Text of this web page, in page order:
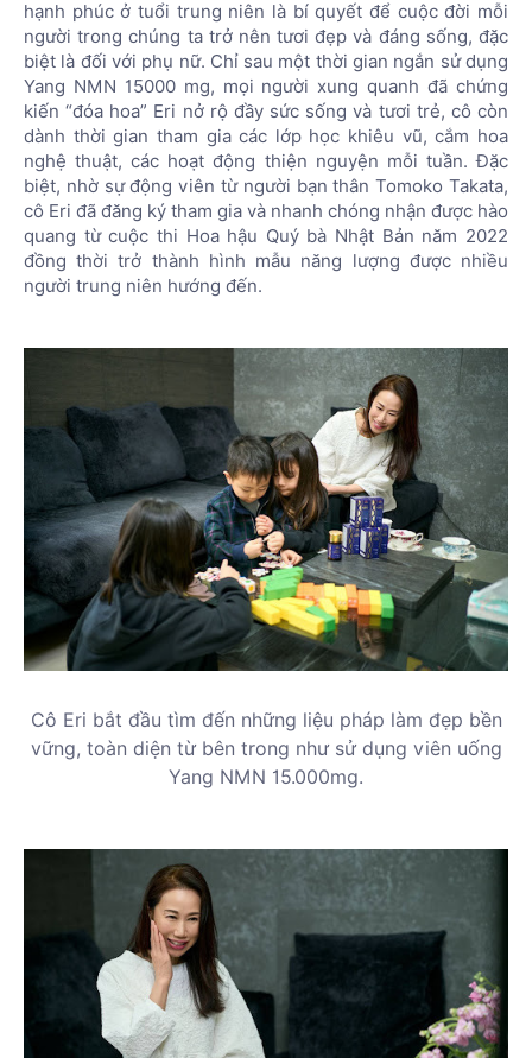
hạnh phúc ở tuổi trung niên là bí quyết để cuộc đời mỗi
người trong chúng ta trở nên tươi đẹp và đáng sống, đặc
biệt là đối với phụ nữ. Chỉ sau một thời gian ngắn sử dụng
Yang NMN 15000 mg, mọi người xung quanh đã chứng
kiến “đóa hoa” Eri nở rộ đầy sức sống và tươi trẻ, cô còn
dành thời gian tham gia các lớp học khiêu vũ, cắm hoa
nghệ thuật, các hoạt động thiện nguyện mỗi tuần. Đặc
biệt, nhờ sự động viên từ người bạn thân Tomoko Takata,
cô Eri đã đăng ký tham gia và nhanh chóng nhận được hào
quang từ cuộc thi Hoa hậu Quý bà Nhật Bản năm 2022
đồng thời trở thành hình mẫu năng lượng được nhiều
người trung niên hướng đến.
Cô Eri bắt đầu tìm đến những liệu pháp làm đẹp bền
vững, toàn diện từ bên trong như sử dụng viên uống
Yang NMN 15.000mg.